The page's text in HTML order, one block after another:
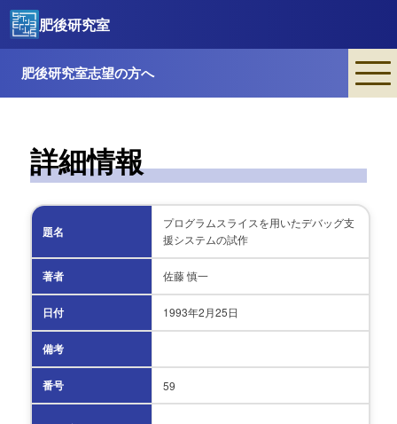
肥後研究室
肥後研究室志望の方へ
詳細情報
題名
プログラムスライスを用いたデバッグ支
援システムの試作
著者 佐藤 慎一
日付 1993年2月25日
備考
番号 59